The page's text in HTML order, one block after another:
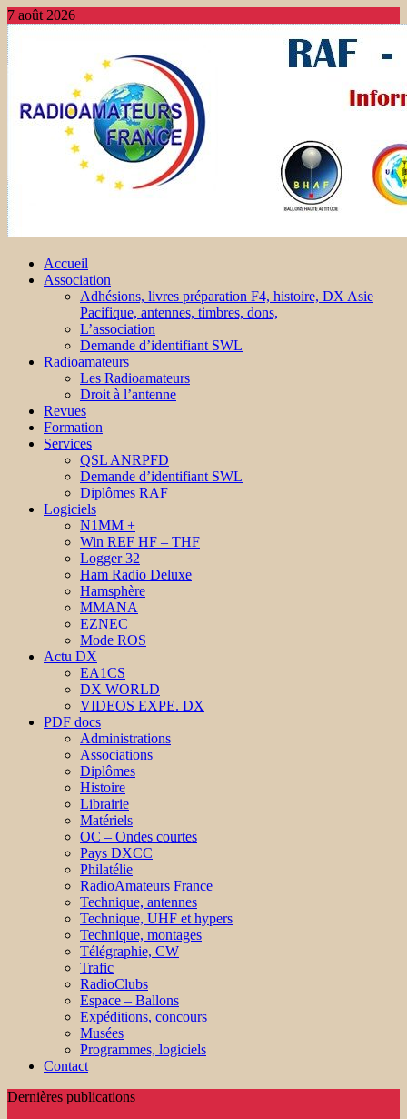
7 août 2026
Accueil
Association
Adhésions, livres préparation F4, histoire, DX Asie
Pacifique, antennes, timbres, dons,
L’association
Demande d’identifiant SWL
Radioamateurs
Les Radioamateurs
Droit à l’antenne
Revues
Formation
Services
QSL ANRPFD
Demande d’identifiant SWL
Diplômes RAF
Logiciels
N1MM +
Win REF HF – THF
Logger 32
Ham Radio Deluxe
Hamsphère
MMANA
EZNEC
Mode ROS
Actu DX
EA1CS
DX WORLD
VIDEOS EXPE. DX
PDF docs
Administrations
Associations
Diplômes
Histoire
Librairie
Matériels
OC – Ondes courtes
Pays DXCC
Philatélie
RadioAmateurs France
Technique, antennes
Technique, UHF et hypers
Technique, montages
Télégraphie, CW
Trafic
RadioClubs
Espace – Ballons
Expéditions, concours
Musées
Programmes, logiciels
Contact
Dernières publications